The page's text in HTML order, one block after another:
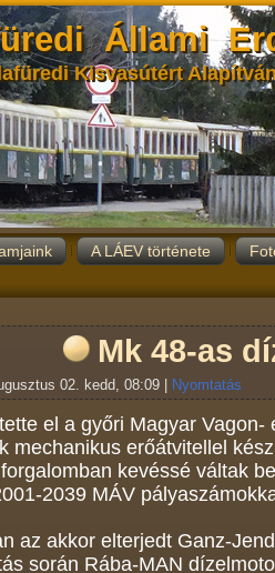
Állami
Kisvasútért
A LÁEV története
Mk 48-as
02. kedd, 08:09 Nyomtatás
el a győri Magyar
mechanikus erőátvitellel
kevéssé váltak
2039 MÁV
az akkor elterjedt Ganz-
során Rába-MAN